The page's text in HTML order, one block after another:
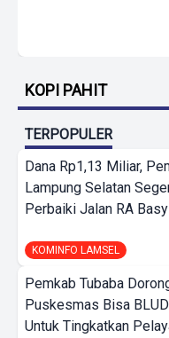
KOPI PAHIT
TERPOPULER
Dana Rp1,13 Miliar,
Lampung Selatan
Perbaiki Jalan RA
KOMINFO LAMSEL
Pemkab Tubaba
Puskesmas Bisa
Untuk Tingkatkan